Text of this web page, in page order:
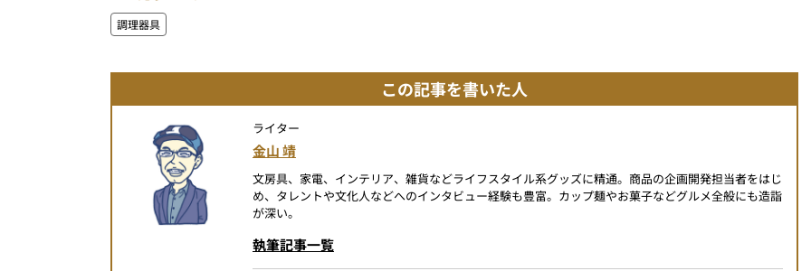
調理器具
この記事を書いた人
ライター
金山 靖
文房具、家電、インテリア、雑貨などライフスタイル系グッズに精通。商品の企画開発担当者をはじ
め、タレントや文化人などへのインタビュー経験も豊富。カップ麺やお菓子などグルメ全般にも造詣
が深い。
執筆記事一覧